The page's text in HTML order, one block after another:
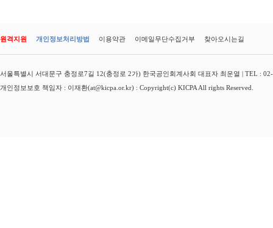
원격지원 개인정보처리방법 이용약관 이메일무단수집거부 찾아오시는길
서울특별시 서대문구 충정로7길 12(충정로 2가) 한국공인회계사회 대표자 최운열 | TEL :
개인정보보호 책임자 : 이재환(at@kicpa.or.kr) : Copyright(c) KICPA All rights Reserved.